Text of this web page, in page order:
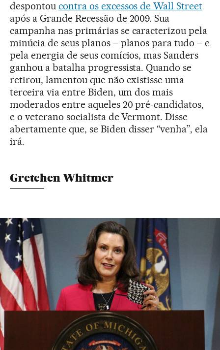
despontou contra os excessos de Wall Street
após a Grande Recessão de 2009. Sua
campanha nas primárias se caracterizou pela
minúcia de seus planos – planos para tudo – e
pela energia de seus comícios, mas Sanders
ganhou a batalha progressista. Quando se
retirou, lamentou que não existisse uma
terceira via entre Biden, um dos mais
moderados entre aqueles 20 pré-candidatos,
e o veterano socialista de Vermont. Disse
abertamente que, se Biden disser “venha”, ela
irá.
Gretchen Whitmer